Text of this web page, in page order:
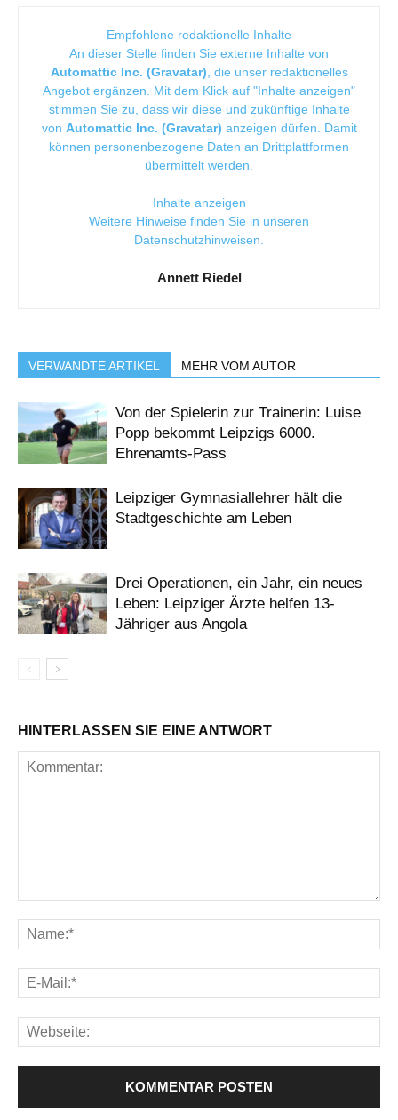
Empfohlene redaktionelle Inhalte
An dieser Stelle finden Sie externe Inhalte von
Automattic Inc. (Gravatar), die unser redaktionelles
Angebot ergänzen. Mit dem Klick auf "Inhalte anzeigen"
stimmen Sie zu, dass wir diese und zukünftige Inhalte
von Automattic Inc. (Gravatar) anzeigen dürfen. Damit
können personenbezogene Daten an Drittplattformen
übermittelt werden.
Inhalte anzeigen
Weitere Hinweise finden Sie in unseren
Datenschutzhinweisen.
Annett Riedel
VERWANDTE ARTIKEL MEHR VOM AUTOR
Von der Spielerin zur Trainerin: Luise
Popp bekommt Leipzigs 6000.
Ehrenamts-Pass
Leipziger Gymnasiallehrer hält die
Stadtgeschichte am Leben
Drei Operationen, ein Jahr, ein neues
Leben: Leipziger Ärzte helfen 13-
Jähriger aus Angola
HINTERLASSEN SIE EINE ANTWORT